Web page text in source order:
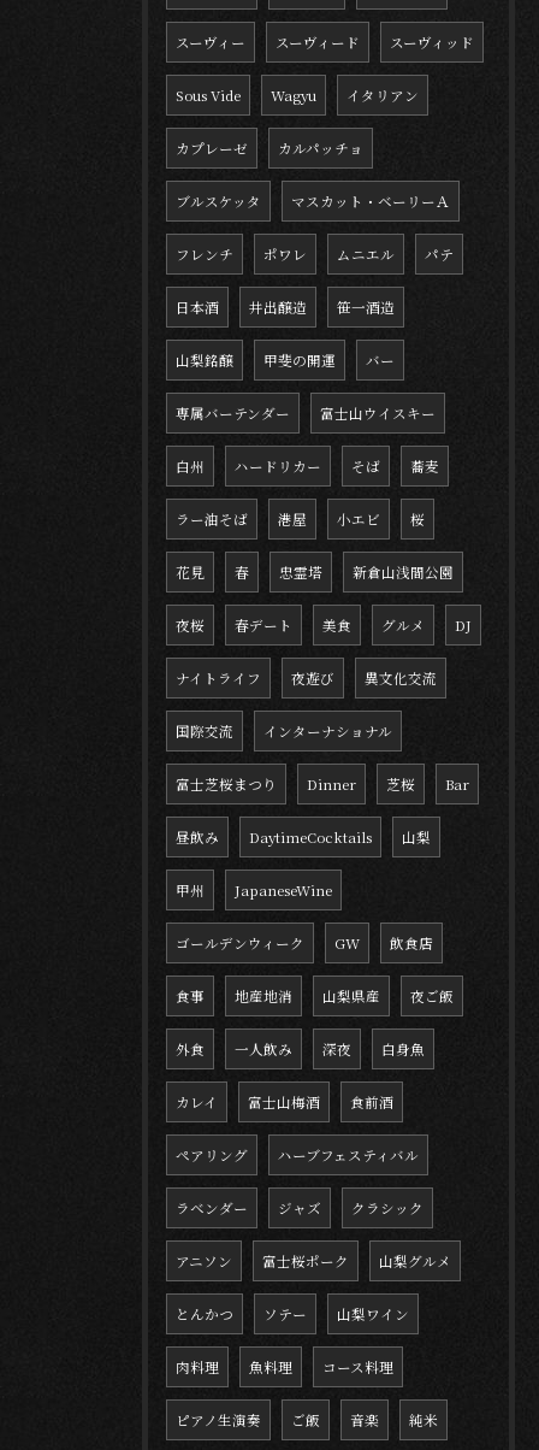
スーヴィー スーヴィード スーヴィッド
Sous Vide Wagyu イタリアン
カプレーゼ カルパッチョ
ブルスケッタ マスカット・ベーリーＡ
フレンチ ポワレ ムニエル パテ
日本酒 井出醸造 笹一酒造
山梨銘醸 甲斐の開運 バー
専属バーテンダー 富士山ウイスキー
白州 ハードリカー そば 蕎麦
ラー油そば 港屋 小エビ 桜
花見 春 忠霊塔 新倉山浅間公園
夜桜 春デート 美食 グルメ DJ
ナイトライフ 夜遊び 異文化交流
国際交流 インターナショナル
富士芝桜まつり Dinner 芝桜 Bar
昼飲み DaytimeCocktails 山梨
甲州 JapaneseWine
ゴールデンウィーク GW 飲食店
食事 地産地消 山梨県産 夜ご飯
外食 一人飲み 深夜 白身魚
カレイ 富士山梅酒 食前酒
ペアリング ハーブフェスティバル
ラベンダー ジャズ クラシック
アニソン 富士桜ポーク 山梨グルメ
とんかつ ソテー 山梨ワイン
肉料理 魚料理 コース料理
ピアノ生演奏 ご飯 音楽 純米